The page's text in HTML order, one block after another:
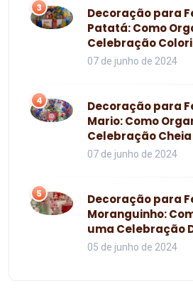
3
Decoração para
Patatá: Como
Celebração
07 de junho de 2024
4
Decoração para
Mario: Como
Celebração
07 de junho de 2024
5
Decoração para
Moranguinho:
uma Celebração
05 de junho de 2024